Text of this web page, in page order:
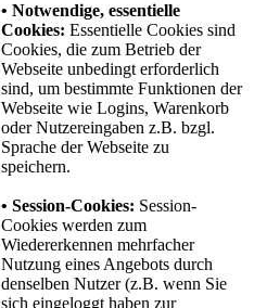
• Notwendige, essentielle
Cookies: Essentielle Cookies sind
Cookies, die zum Betrieb der
Webseite unbedingt erforderlich
sind, um bestimmte Funktionen der
Webseite wie Logins, Warenkorb
oder Nutzereingaben z.B. bzgl.
Sprache der Webseite zu
speichern.
• Session-Cookies: Session-
Cookies werden zum
Wiedererkennen mehrfacher
Nutzung eines Angebots durch
denselben Nutzer (z.B. wenn Sie
sich eingeloggt haben zur